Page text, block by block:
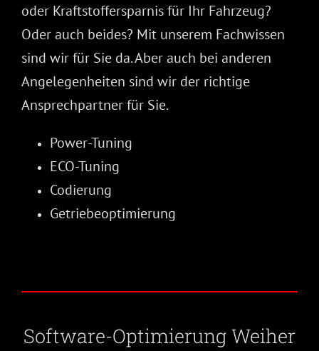
oder Kraftstoffersparnis für Ihr Fahrzeug?
Oder auch beides? Mit unserem Fachwissen
sind wir für Sie da. Aber auch bei anderen
Angelegenheiten sind wir der richtige
Ansprechpartner für Sie.
Power-Tuning
ECO-Tuning
Codierung
Getriebeoptimierung
Software-Optimierung Weiher